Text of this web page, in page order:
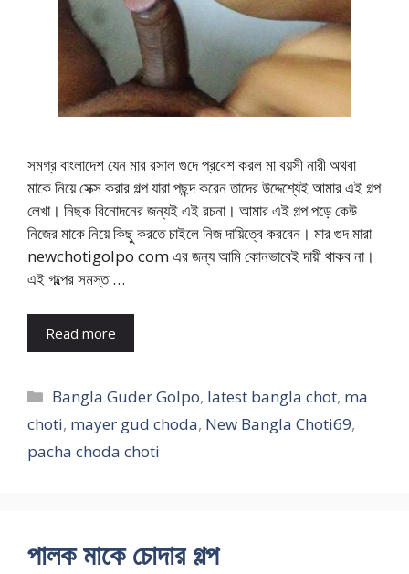
সমগ্র বাংলাদেশ যেন মার রসাল গুদে প্রবেশ করল মা বয়সী নারী অথবা
মাকে নিয়ে সেক্স করার গল্প যারা পছন্দ করেন তাদের উদ্দেশ্যেই আমার এই গল্প
লেখা। নিছক বিনোদনের জন্যই এই রচনা। আমার এই গল্প পড়ে কেউ
নিজের মাকে নিয়ে কিছু করতে চাইলে নিজ দায়িত্বে করবেন। মার গুদ মারা
newchotigolpo com এর জন্য আমি কোনভাবেই দায়ী থাকব না।
এই গল্পের সমস্ত …
Read more
Categories
Bangla Guder Golpo, latest bangla chot, ma
choti, mayer gud choda, New Bangla Choti69,
pacha choda choti
পালক মাকে চোদার গল্প